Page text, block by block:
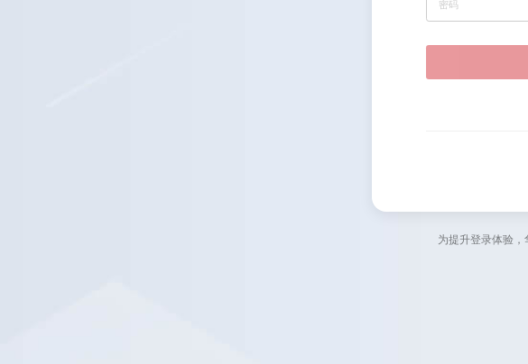
为提升登录体验，